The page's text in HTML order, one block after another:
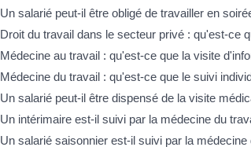
Un salarié peut-il être obligé de travailler en
Droit du travail dans le secteur privé : qu'est-ce
Médecine au travail : qu'est-ce que la visite
Médecine du travail : qu'est-ce que le suivi
Un salarié peut-il être dispensé de la visite
Un intérimaire est-il suivi par la médecine du
Un salarié saisonnier est-il suivi par la médecine